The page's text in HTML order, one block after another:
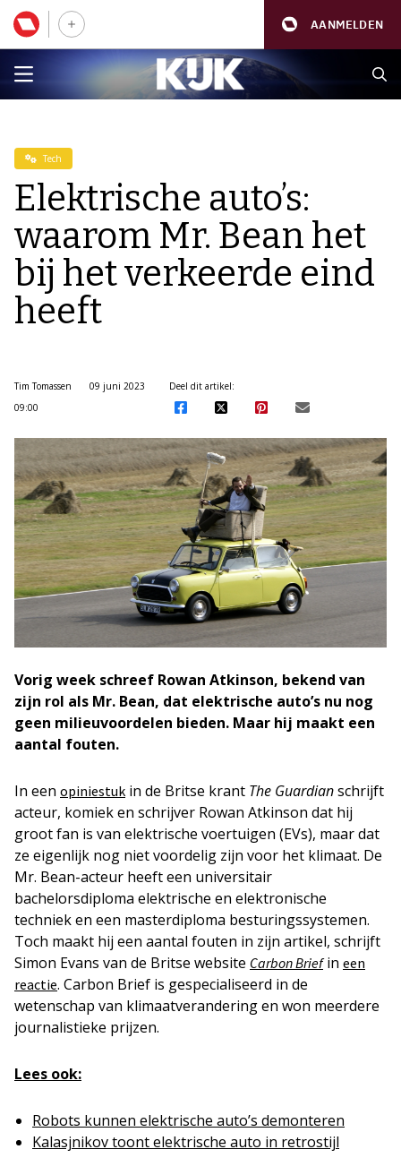
AANMELDEN
Tech
Elektrische auto’s:
waarom Mr. Bean het
bij het verkeerde eind
heeft
Tim Tomassen
09 juni 2023
09:00
Deel dit artikel:
Vorig week schreef Rowan Atkinson, bekend van
zijn rol als Mr. Bean, dat elektrische auto’s nu nog
geen milieuvoordelen bieden. Maar hij maakt een
aantal fouten.
In een opiniestuk in de Britse krant The Guardianschrijft
acteur, komiek en schrijver Rowan Atkinson dat hij
groot fan is van elektrische voertuigen (EVs), maar dat
ze eigenlijk nog niet voordelig zijn voor het klimaat. De
Mr. Bean-acteur heeft een universitair
bachelorsdiploma elektrische en elektronische
techniek en een masterdiploma besturingssystemen.
Toch maakt hij een aantal fouten in zijn artikel, schrijft
Simon Evans van de Britse website Carbon Briefin een
reactie. Carbon Brief is gespecialiseerd in de
wetenschap van klimaatverandering en won meerdere
journalistieke prijzen.
Lees ook:
Robots kunnen elektrische auto’s demonteren
Kalasjnikov toont elektrische auto in retrostijl